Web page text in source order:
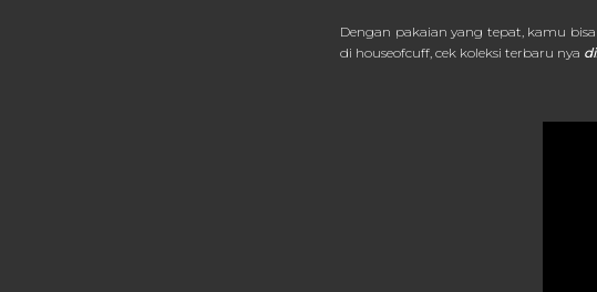
Dengan pakaian yang tepat, kamu
di houseofcuff, cek koleksi terbaru nya